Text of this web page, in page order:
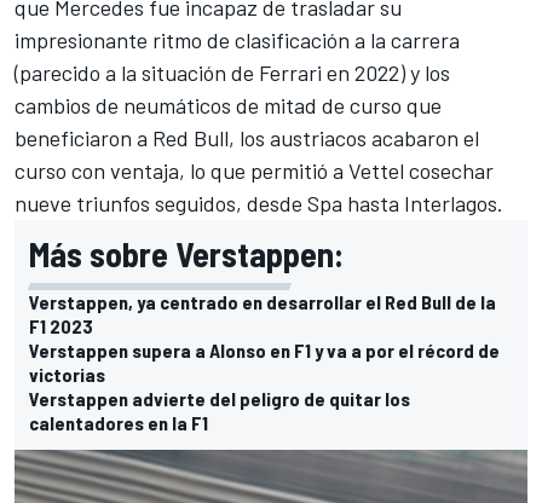
que Mercedes fue incapaz de trasladar su
impresionante ritmo de clasificación a la carrera
(parecido a la situación de Ferrari en 2022) y los
cambios de neumáticos de mitad de curso que
beneficiaron a Red Bull, los austriacos acabaron el
curso con ventaja, lo que permitió a Vettel cosechar
nueve triunfos seguidos, desde Spa hasta Interlagos.
Más sobre Verstappen:
Verstappen, ya centrado en desarrollar el Red Bull de la
F1 2023
Verstappen supera a Alonso en F1 y va a por el récord de
victorias
Verstappen advierte del peligro de quitar los
calentadores en la F1